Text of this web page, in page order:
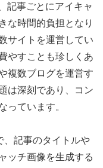
記事ごとにアイキャ
な時間的負担となり
サイトを運営してい
やすことも珍しくあ
複数ブログを運営す
は深刻であり、コン
っています。
、記事のタイトルや
ッチ画像を生成する